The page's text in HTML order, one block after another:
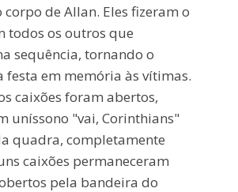
corpo de Allan. Eles fizeram o
todos os outros que
sequência, tornando o
festa em memória às vítimas.
caixões foram abertos,
uníssono "vai, Corinthians"
quadra, completamente
caixões permaneceram
pela bandeira do